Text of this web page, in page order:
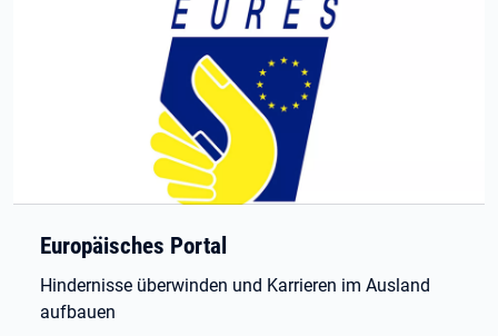
Europäisches Portal
Hindernisse überwinden und Karrieren im Ausland
aufbauen